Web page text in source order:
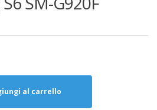
al carrello